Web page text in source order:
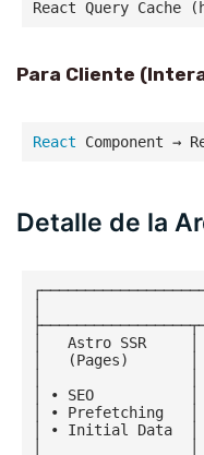
Para Cliente
React
Detalle de la
│
│   Astro SSR
│   (Pages)
│ • SEO
│ • Prefetching
│ • Initial Data  │